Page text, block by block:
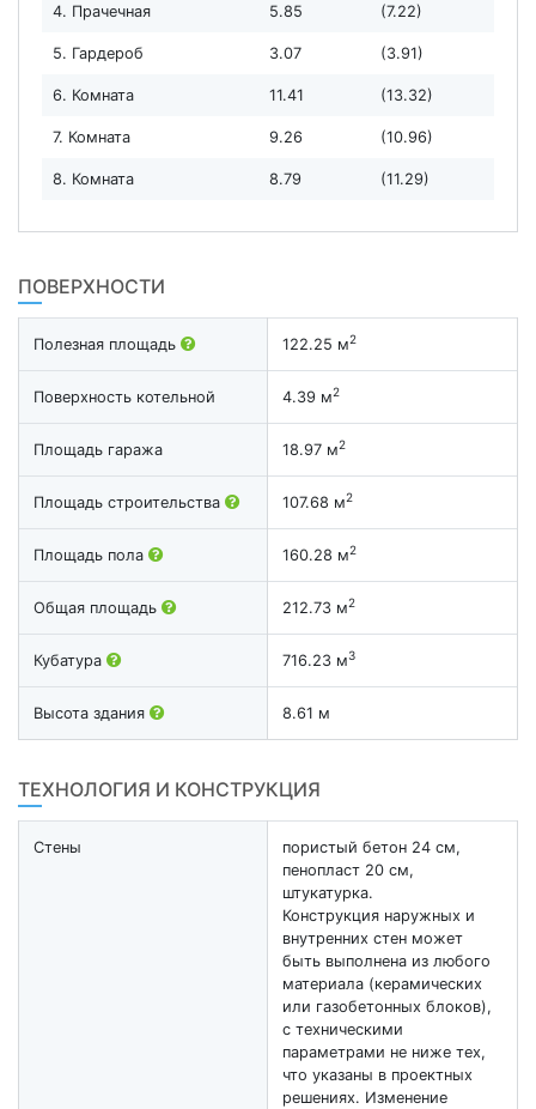
4. Прачечная 5.85 (7.22)
5. Гардероб 3.07 (3.91)
6. Комната 11.41 (13.32)
7. Комната 9.26 (10.96)
8. Комната 8.79 (11.29)
ПОВЕРХНОСТИ
Полезная площадь 122.25 м2
Поверхность котельной 4.39 м2
Площадь гаража 18.97 м2
Площадь строительства 107.68 м2
Площадь пола 160.28 м2
Общая площадь 212.73 м2
Кубатура 716.23 м3
Высота здания 8.61 м
ТЕХНОЛОГИЯ И КОНСТРУКЦИЯ
Стены
пористый бетон 24 см,
пенопласт 20 см,
штукатурка.
Конструкция наружных и
внутренних стен может
быть выполнена из любого
материала (керамических
или газобетонных блоков),
с техническими
параметрами не ниже тех,
что указаны в проектных
решениях. Изменение